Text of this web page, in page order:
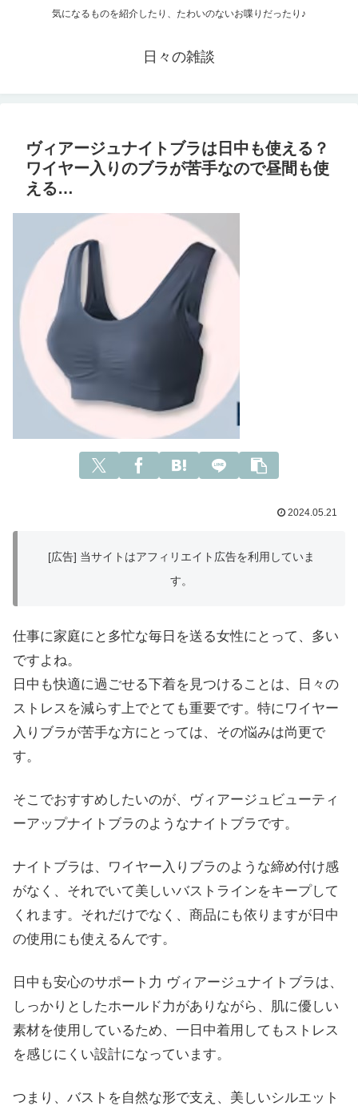
気になるものを紹介したり、たわいのないお喋りだったり♪
日々の雑談
ヴィアージュナイトブラは日中も使える？
ワイヤー入りのブラが苦手なので昼間も使
える…
2024.05.21
[広告] 当サイトはアフィリエイト広告を利用していま
す。
仕事に家庭にと多忙な毎日を送る女性にとって、多い
ですよね。
日中も快適に過ごせる下着を見つけることは、日々の
ストレスを減らす上でとても重要です。特にワイヤー
入りブラが苦手な方にとっては、その悩みは尚更で
す。
そこでおすすめしたいのが、ヴィアージュビューティ
ーアップナイトブラのようなナイトブラです。
ナイトブラは、ワイヤー入りブラのような締め付け感
がなく、それでいて美しいバストラインをキープして
くれます。それだけでなく、商品にも依りますが日中
の使用にも使えるんです。
日中も安心のサポート力 ヴィアージュナイトブラは、
しっかりとしたホールド力がありながら、肌に優しい
素材を使用しているため、一日中着用してもストレス
を感じにくい設計になっています。
つまり、バストを自然な形で支え、美しいシルエット